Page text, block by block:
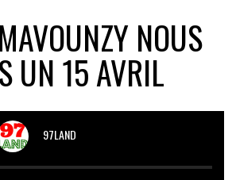
NOUS
UN 15 AVRIL
97LAND